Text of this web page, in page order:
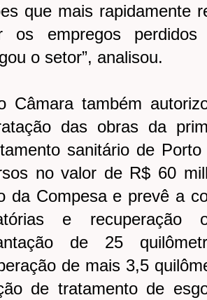
que mais rapidamente
os empregos
o setor”, analisou.
Câmara também
das obras da
sanitário de
no valor de R$ 60
da Compesa e prevê a
e recuperação
de 25
de mais 3,5
de tratamento de